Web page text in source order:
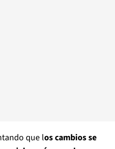
que los cambios se